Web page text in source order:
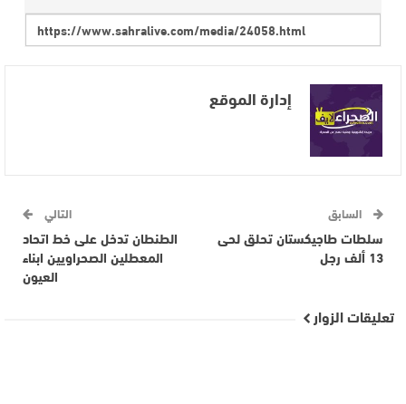
إدارة الموقع
السابق
سلطات طاجيكستان تحلق لحى
13 ألف رجل
التالي
الطنطان تدخل على خط اتحاد
المعطلين الصحراويين ابناء
العيون
تعليقات الزوار